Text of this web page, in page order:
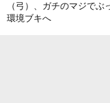
（弓）、ガチのマジでぶ
環境ブキへ